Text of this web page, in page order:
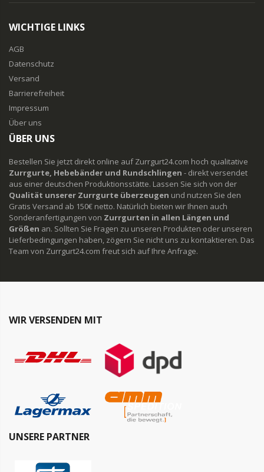
WICHTIGE LINKS
AGB
Datenschutz
Versand
Barrierefreiheit
Impressum
Über uns
ÜBER UNS
Bestellen Sie jetzt direkt online auf Zurrgurt24.com hoch qualitative
Zurrgurte, Hebebänder und Rundschlingen - direkt versendet
aus einer deutschen Produktionsstätte. Lassen Sie sich von der
Qualität unserer Zurrgurte überzeugen und nutzen Sie den
Gratis Versand ab 150€ netto. Natürlich bieten wir Ihnen auch
Sonderanfertigungen von Zurrgurten in allen Längen und
Größen an. Sollten Sie Fragen zu unseren Produkten oder unseren
Lieferbedingungen haben, zögern Sie nicht uns zu kontaktieren. Das
Team von Zurrgurt24.com freut sich auf Ihre Anfrage.
WIR VERSENDEN MIT
UNSERE PARTNER